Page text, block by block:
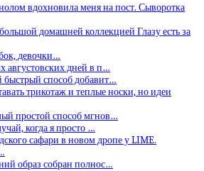
вдохновила меня на пост. Сыворотка
домашней коллекцией Глазу есть за
девочки…
августовских дней в п…
способ добавит…
трикотаж и теплые носки, но идеи
простой способ мгнов…
когда я просто …
сафари в новом дропе у LIME.
образ собран полнос…